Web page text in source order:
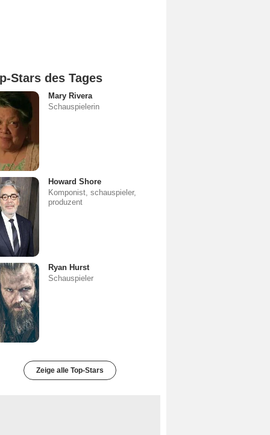
Stars des Tages
Mary Rivera
Schauspielerin
Howard Shore
Komponist, schauspieler,
produzent
Ryan Hurst
Schauspieler
Zeige alle Top-Stars